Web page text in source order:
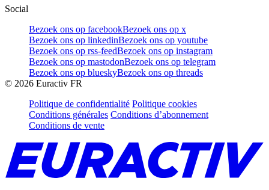
Social
Bezoek ons op facebookBezoek ons op x
Bezoek ons op linkedinBezoek ons op youtube
Bezoek ons op rss-feedBezoek ons op instagram
Bezoek ons op mastodonBezoek ons op telegram
Bezoek ons op blueskyBezoek ons op threads
© 2026 Euractiv FR
Politique de confidentialité Politique cookies
Conditions générales Conditions d’abonnement
Conditions de vente